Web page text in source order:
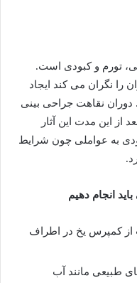
تورم و کبودی است.
را نگران می کند ایجاد
نقاهت جراحی بینی
باشد و بعد از این مدت این آثار
به عواملی چون شرایط
انجام دهیم
به مدت 48 ساعت از کمپرس یخ در اطراف
های طبیعی مانند آب